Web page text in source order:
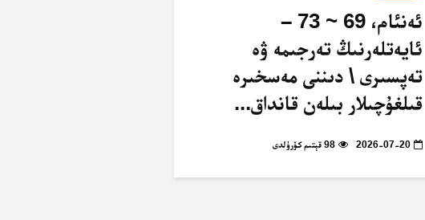
ئەنئام، 69 ~ 73 –
ئايەتلەرنىڭ تەرجىمە ۋە
تەپسىرى \ دىننى مەسخىرە
قىلغۇچىلار بىلەن قانداق...
2026-07-20 98 قېتىم كۆرۈلدى